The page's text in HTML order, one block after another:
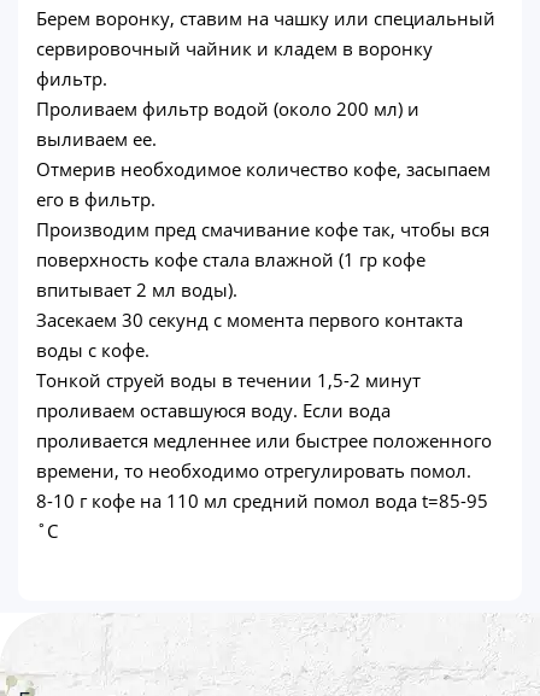
Берем воронку, ставим на чашку или специальный
сервировочный чайник и кладем в воронку
фильтр.
Проливаем фильтр водой (около 200 мл) и
выливаем ее.
Отмерив необходимое количество кофе, засыпаем
его в фильтр.
Производим пред смачивание кофе так, чтобы вся
поверхность кофе стала влажной (1 гр кофе
впитывает 2 мл воды).
Засекаем 30 секунд с момента первого контакта
воды с кофе.
Тонкой струей воды в течении 1,5-2 минут
проливаем оставшуюся воду. Если вода
проливается медленнее или быстрее положенного
времени, то необходимо отрегулировать помол.
8-10 г кофе на 110 мл средний помол вода t=85-95
˚C